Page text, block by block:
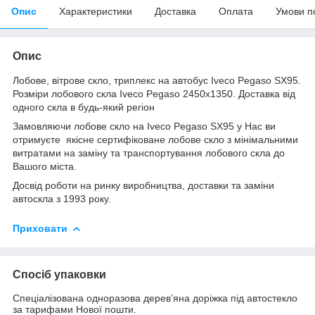
Опис Характеристики Доставка Оплата Умови
Опис
Лобове, вітрове скло, триплекс на автобус Iveco Pegaso SX95.
Розміри лобового скла Iveco Pegaso 2450x1350. Доставка від
одного скла в будь-який регіон
Замовляючи лобове скло на Iveco Pegaso SX95 у Нас ви
отримуєте якісне сертифіковане лобове скло з мінімальними
витратами на заміну та транспортування лобового скла до
Вашого міста.
Досвід роботи на ринку виробництва, доставки та заміни
автоскла з 1993 року.
Приховати
Спосіб упаковки
Спеціалізована одноразова дерев’яна доріжка під автостекло
за тарифами Нової пошти.